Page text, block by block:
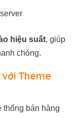
hiệu suất, giúp
chóng.
Theme
thống bán hàng